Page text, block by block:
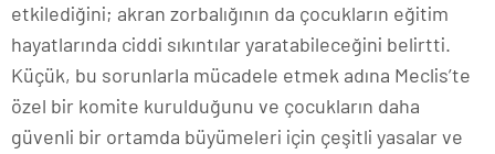
etkilediğini; akran zorbalığının da çocukların eğitim
hayatlarında ciddi sıkıntılar yaratabileceğini belirtti.
Küçük, bu sorunlarla mücadele etmek adına Meclis’te
özel bir komite kurulduğunu ve çocukların daha
güvenli bir ortamda büyümeleri için çeşitli yasalar ve